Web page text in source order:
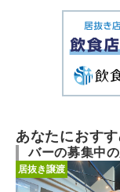
あなたにおす
バーの募集中
居抜き譲渡